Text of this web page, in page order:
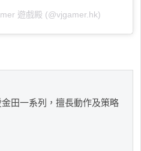
遊戲殿 (@vjgamer.hk)
田一系列，擅長動作及策略